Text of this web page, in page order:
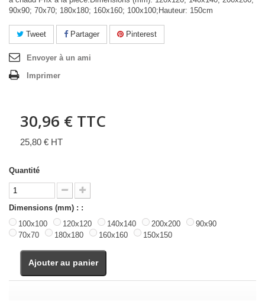
90x90; 70x70; 180x180; 160x160; 100x100;Hauteur: 150cm
Tweet Partager Pinterest
Envoyer à un ami
Imprimer
30,96 € TTC
25,80 € HT
Quantité
Dimensions (mm) : :
100x100
120x120 140x140 200x200
90x90
70x70
180x180 160x160 150x150
Ajouter au panier